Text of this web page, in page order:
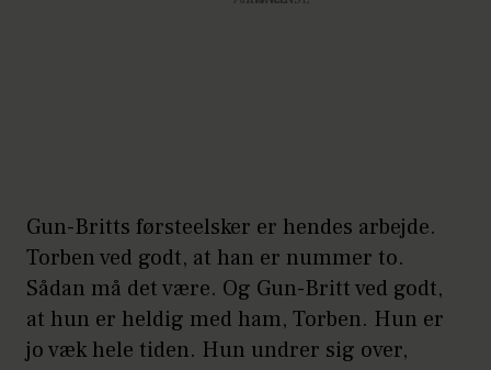
Gun-Britts førsteelsker er hendes arbejde.
Torben ved godt, at han er nummer to.
Sådan må det være. Og Gun-Britt ved godt,
at hun er heldig med ham, Torben. Hun er
jo væk hele tiden. Hun undrer sig over,